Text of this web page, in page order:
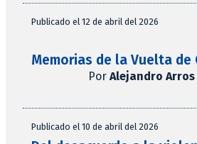
Publicado el 12 de abril del 2026
Memorias de la Vuelta de
Por Alejandro Arros
Publicado el 10 de abril del 2026